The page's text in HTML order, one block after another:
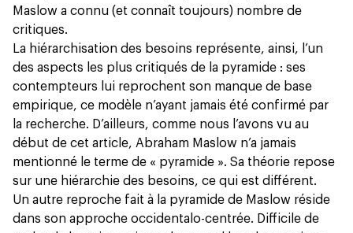
Maslow a connu (et connaît toujours) nombre de
critiques.
La hiérarchisation des besoins représente, ainsi, l’un
des aspects les plus critiqués de la pyramide : ses
contempteurs lui reprochent son manque de base
empirique, ce modèle n’ayant jamais été confirmé par
la recherche. D’ailleurs, comme nous l’avons vu au
début de cet article, Abraham Maslow n’a jamais
mentionné le terme de « pyramide ». Sa théorie repose
sur une hiérarchie des besoins, ce qui est différent.
Un autre reproche fait à la pyramide de Maslow réside
dans son approche occidentalo-centrée. Difficile de